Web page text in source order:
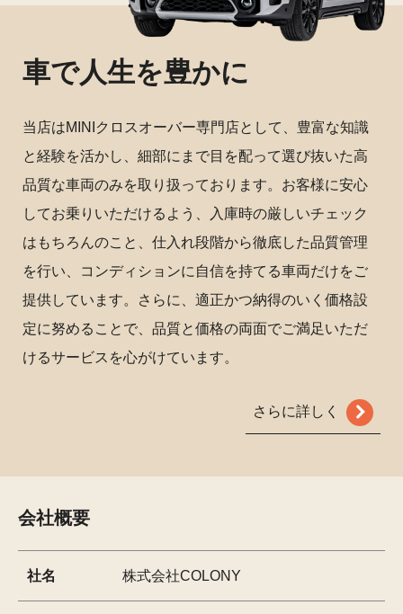
車で人生を豊かに
当店はMINIクロスオーバー専門店として、豊富な知識
と経験を活かし、細部にまで目を配って選び抜いた高
品質な車両のみを取り扱っております。お客様に安心
してお乗りいただけるよう、入庫時の厳しいチェック
はもちろんのこと、仕入れ段階から徹底した品質管理
を行い、コンディションに自信を持てる車両だけをご
提供しています。さらに、適正かつ納得のいく価格設
定に努めることで、品質と価格の両面でご満足いただ
けるサービスを心がけています。
さらに詳しく
会社概要
社名 株式会社COLONY